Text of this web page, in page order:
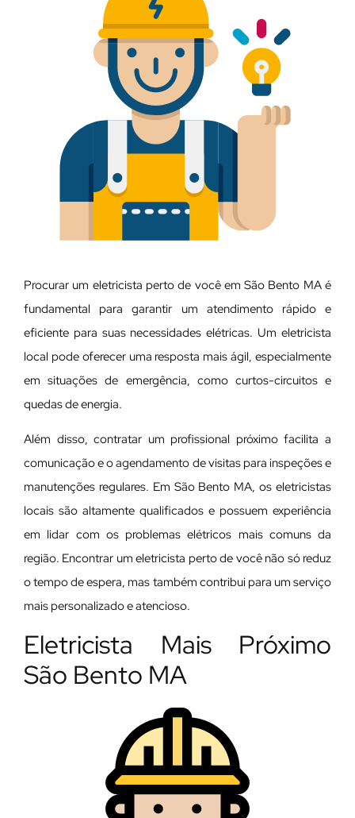
Procurar um eletricista perto de você em São Bento MA é
fundamental para garantir um atendimento rápido e
eficiente para suas necessidades elétricas. Um eletricista
local pode oferecer uma resposta mais ágil, especialmente
em situações de emergência, como curtos-circuitos e
quedas de energia.
Além disso, contratar um profissional próximo facilita a
comunicação e o agendamento de visitas para inspeções e
manutenções regulares. Em São Bento MA, os eletricistas
locais são altamente qualificados e possuem experiência
em lidar com os problemas elétricos mais comuns da
região. Encontrar um eletricista perto de você não só reduz
o tempo de espera, mas também contribui para um serviço
mais personalizado e atencioso.
Eletricista Mais Próximo
São Bento MA